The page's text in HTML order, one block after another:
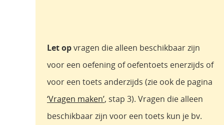
Let opvragen die alleen beschikbaar zijn
voor een oefening of oefentoets enerzijds of
voor een toets anderzijds (zie ook de pagina
‘Vragen maken’, stap 3). Vragen die alleen
beschikbaar zijn voor een toets kun je bv.